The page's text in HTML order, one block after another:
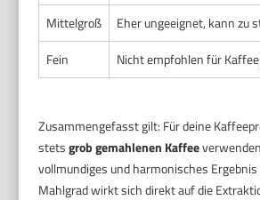
Mittelgroß
Eher ungeeignet, kann zu
Fein
Nicht empfohlen für
Zusammengefasst gilt: Für deine
stetsgrob gemahlenen Kaffee
vollmundiges und harmonisches
Mahlgrad wirkt sich direkt auf die